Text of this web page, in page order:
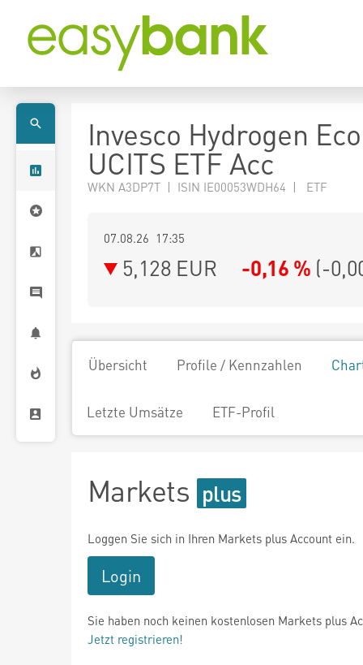
Invesco Hydrogen
UCITS ETF Acc
WKN A3DP7T | ISIN IE00053WDH64 | ETF
07.08.26 17:35
5,128 EUR -0,16 % (-
Übersicht Profile / Kennzahlen
Letzte Umsätze ETF-Profil
Markets
Loggen Sie sich in Ihren Markets plus Account ein.
Login
Sie haben noch keinen kostenlosen Markets plus
Jetzt registrieren!